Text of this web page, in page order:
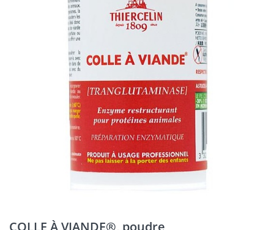
COLLE À VIANDE®, poudre